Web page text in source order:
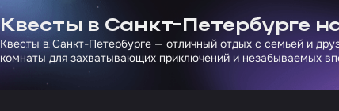
Квесты в Санкт-Петербурге
Квесты в Санкт-Петербурге — отличный отдых с семьей и
комнаты для захватывающих приключений и незабываемых